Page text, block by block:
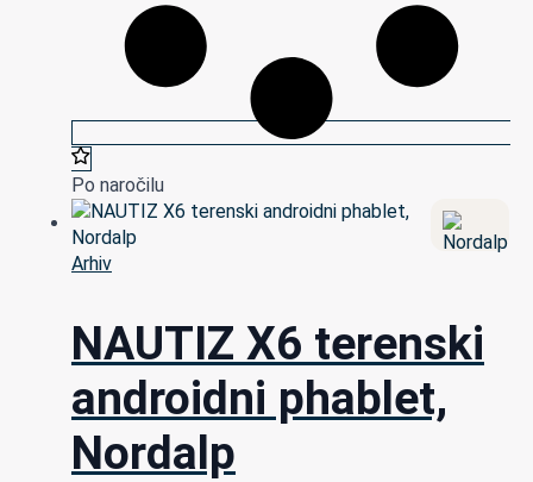
Po naročilu
Arhiv
NAUTIZ X6 terenski
androidni phablet,
Nordalp